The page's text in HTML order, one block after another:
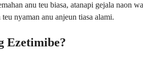
anu teu biasa, atanapi gejala naon
nyaman anu anjeun tiasa alami.
Ezetimibe?